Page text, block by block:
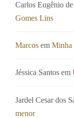
Carlos Eugênio
Gomes Lins
Marcos emMinha
Jéssica Santos em
Jardel Cesar dos
menor